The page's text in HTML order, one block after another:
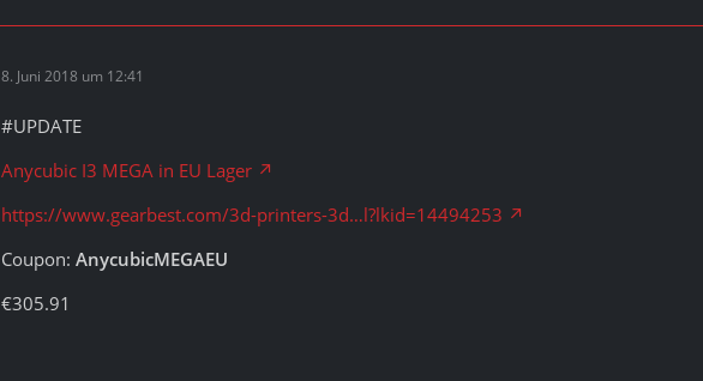
8. Juni 2018 um 12:41
#UPDATE
Anycubic I3 MEGA in EU Lager
https://www.gearbest.com/3d-printers-3d…l?lkid=14494253
Coupon: AnycubicMEGAEU
€305.91